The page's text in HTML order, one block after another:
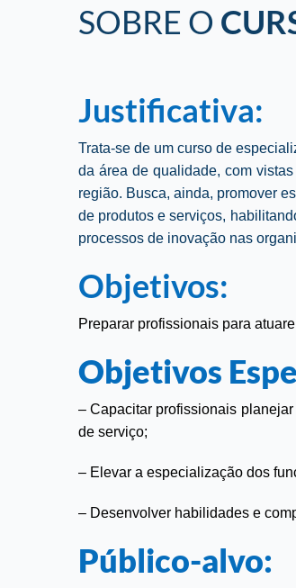
SOBRE O
Justificativa:
Trata-se de um curso de
da área de qualidade, com
região. Busca, ainda, promover
de produtos e serviços,
processos de inovação nas
Objetivos:
Preparar profissionais para
Objetivos
– Capacitar profissionais
de serviço;
– Elevar a especialização dos
– Desenvolver habilidades e
Público-alvo: